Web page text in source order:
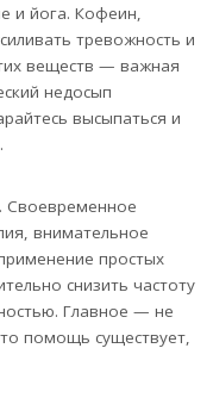
и йога. Кофеин,
тревожность и
веществ — важная
недосып
высыпаться и
Своевременное
внимательное
простых
снизить частоту
Главное — не
помощь существует,